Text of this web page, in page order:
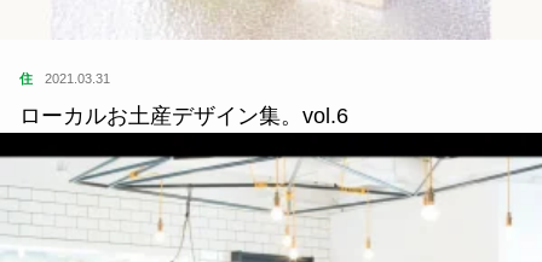
住 2021.03.31
ローカルお土産デザイン集。vol.6